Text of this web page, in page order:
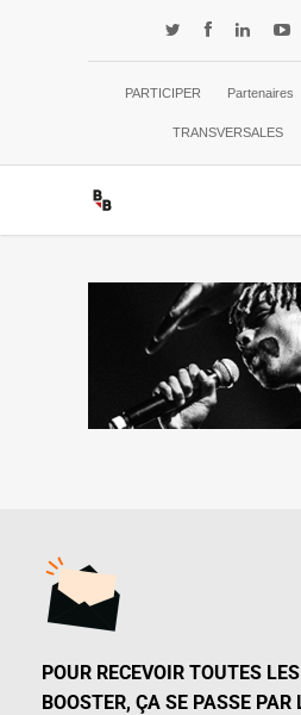
PARTICIPER Partenaires
TRANSVERSALES
POUR RECEVOIR TOUTES
BOOSTER, ÇA SE PASSE PAR